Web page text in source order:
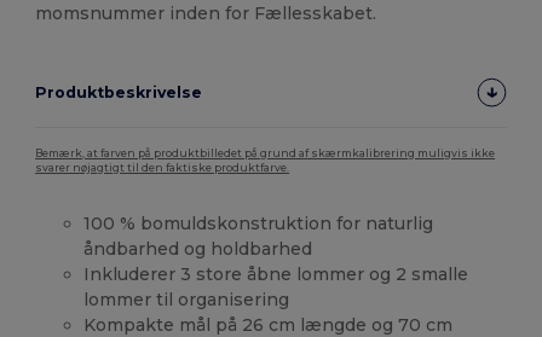
momsnummer inden for Fællesskabet.
Produktbeskrivelse
Bemærk, at farven på produktbilledet på grund af skærmkalibrering muligvis ikke
svarer nøjagtigt til den faktiske produktfarve.
100 % bomuldskonstruktion for naturlig
åndbarhed og holdbarhed
Inkluderer 3 store åbne lommer og 2 smalle
lommer til organisering
Kompakte mål på 26 cm længde og 70 cm